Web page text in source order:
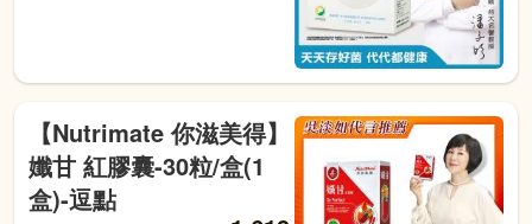
【Nutrimate 你滋美得】
孅甘 紅膠囊-30粒/盒(1
盒)-逗點